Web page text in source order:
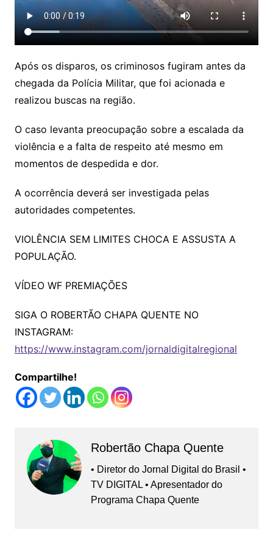
Após os disparos, os criminosos fugiram antes da
chegada da Polícia Militar, que foi acionada e
realizou buscas na região.
O caso levanta preocupação sobre a escalada da
violência e a falta de respeito até mesmo em
momentos de despedida e dor.
A ocorrência deverá ser investigada pelas
autoridades competentes.
VIOLÊNCIA SEM LIMITES CHOCA E ASSUSTA A
POPULAÇÃO.
VÍDEO WF PREMIAÇÕES
SIGA O ROBERTÃO CHAPA QUENTE NO
INSTAGRAM:
https://www.instagram.com/jornaldigitalregional
Compartilhe!
Robertão Chapa Quente
• Diretor do Jornal Digital do Brasil •
TV DIGITAL • Apresentador do
Programa Chapa Quente